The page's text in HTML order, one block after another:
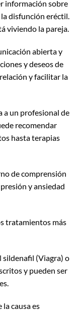
información sobre
disfunción eréctil.
viviendo la pareja.
abierta y
y deseos de
y facilitar la
a un profesional de
recomendar
hasta terapias
de comprensión
y ansiedad
tratamientos más
sildenafil (Viagra) o
y pueden ser
la causa es